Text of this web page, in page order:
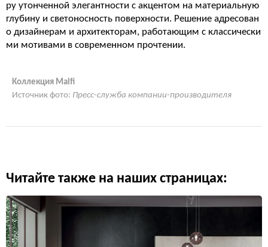
ру утонченной элегантности с акцентом на материальную
глубину и светоносность поверхности. Решение адресован
о дизайнерам и архитекторам, работающим с классически
ми мотивами в современном прочтении.
Коллекция Malfi
Источник фото: Пресс-служба компании-производителя
Читайте также на наших страницах: